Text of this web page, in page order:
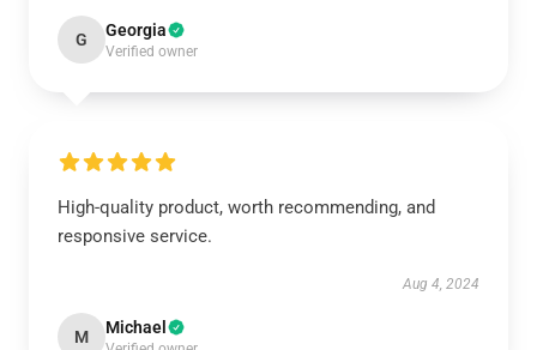
G Georgia
Verified owner
High-quality product, worth recommending, and
responsive service.
Aug 4, 2024
M Michael